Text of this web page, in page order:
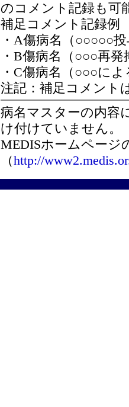
のコメント記録も可
補足コメント記録例
・A傷病名（○○○○○
・B傷病名（○○○再
・C傷病名（○○○に
注記：補足コメント
病名マスターの内容
け付けていません。
MEDISホームページ
（http://